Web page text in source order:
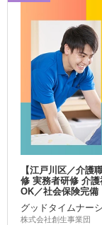
【江戸川区／介護
修 実務者研修 介
OK／社会保険完備
グッドタイムナー
株式会社創生事業団